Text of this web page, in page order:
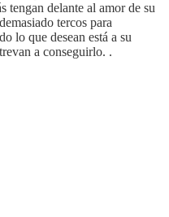
tengan delante al amor de su
tercos para
lo que desean está a su
a conseguirlo. .